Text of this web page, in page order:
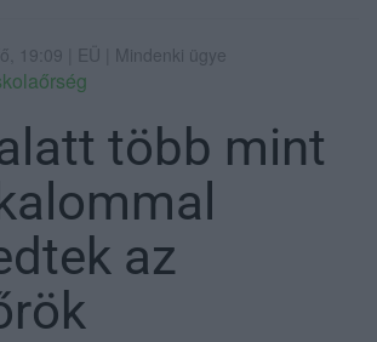
19:09 | EÜ | Mindenki ügye
több mint
az